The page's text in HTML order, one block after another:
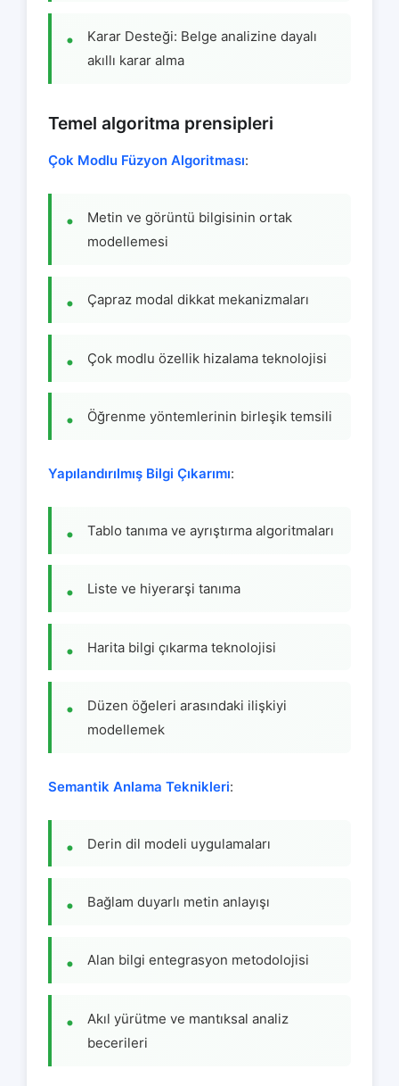
Karar Desteği: Belge analizine dayalı
akıllı karar alma
Temel algoritma prensipleri
Çok Modlu Füzyon Algoritması:
Metin ve görüntü bilgisinin ortak
modellemesi
Çapraz modal dikkat mekanizmaları
Çok modlu özellik hizalama teknolojisi
Öğrenme yöntemlerinin birleşik temsili
Yapılandırılmış Bilgi Çıkarımı:
Tablo tanıma ve ayrıştırma algoritmaları
Liste ve hiyerarşi tanıma
Harita bilgi çıkarma teknolojisi
Düzen öğeleri arasındaki ilişkiyi
modellemek
Semantik Anlama Teknikleri:
Derin dil modeli uygulamaları
Bağlam duyarlı metin anlayışı
Alan bilgi entegrasyon metodolojisi
Akıl yürütme ve mantıksal analiz
becerileri